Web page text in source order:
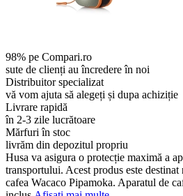
98% pe Compari.ro
sute de clienți au încredere în noi
Distribuitor specializat
vă vom ajuta să alegeți și dupa achiziție
Livrare rapidă
în 2-3 zile lucrătoare
Mărfuri în stoc
livrăm din depozitul propriu
Husa va asigura o protecție maximă a
transportului. Acest produs este
cafea Wacaco Pipamoka. Aparatul de